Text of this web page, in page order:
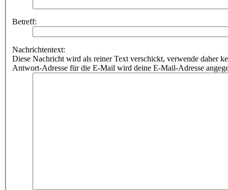
Betreff:
Nachrichtentext:
Diese Nachricht wird als reiner Text verschickt, verwende daher
Antwort-Adresse für die E-Mail wird deine E-Mail-Adresse